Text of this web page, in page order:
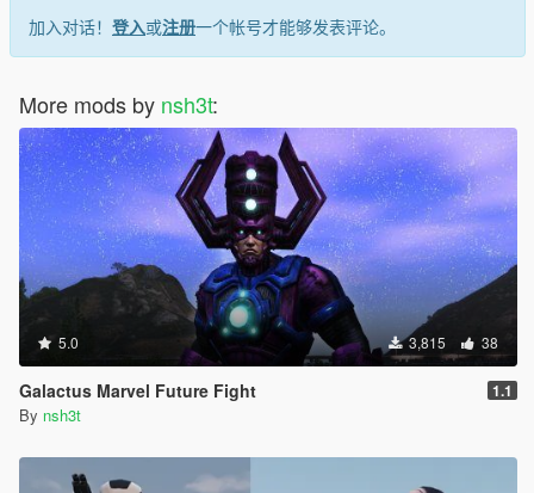
加入对话！ 登入或注册一个帐号才能够发表评论。
More mods by nsh3t:
5.0 3,815 38
Galactus Marvel Future Fight 1.1
By nsh3t